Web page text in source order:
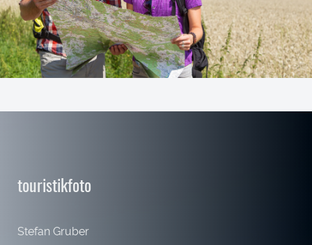
touristikfoto
Stefan Gruber